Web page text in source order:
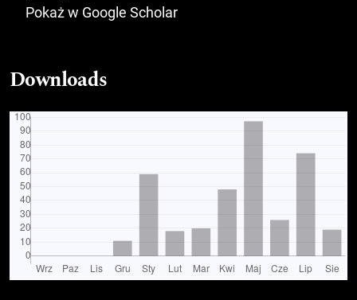
Pokaż w Google Scholar
Downloads